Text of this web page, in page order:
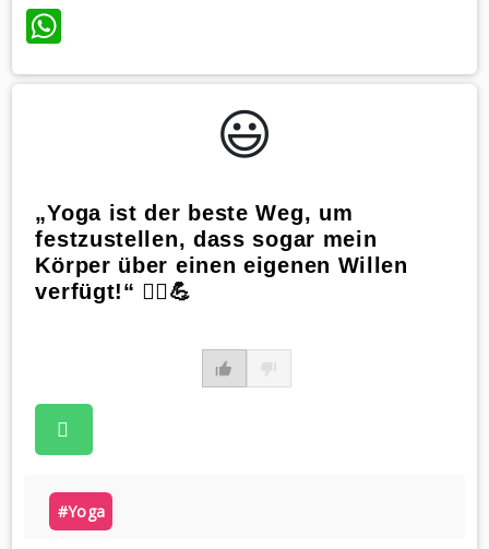
WhatsApp
😃️
„Yoga ist der beste Weg, um
festzustellen, dass sogar mein
Körper über einen eigenen Willen
verfügt!“ 🧘‍♀️💪
#yoga